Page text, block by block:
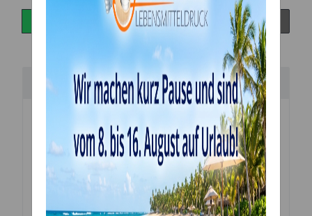
Beschreibung
Holz (Birke)
zum Dekorieren von Torten und Kuchen.
Alle unsere Aufleger werden mit einem
hochmodernen Laser mit viel Liebe zum Detail von
uns vor Ort handgefertigt.